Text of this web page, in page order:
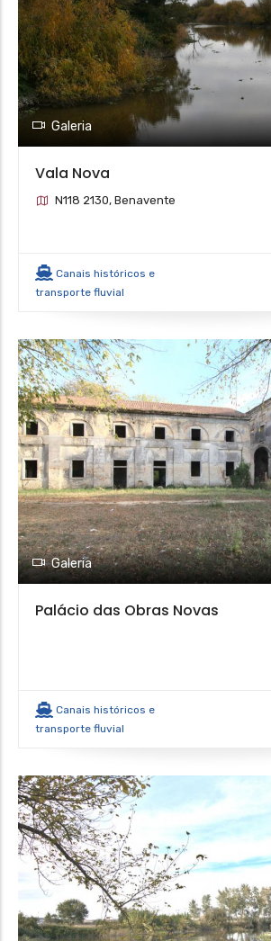
Galeria
Vala Nova
N118 2130, Benavente
Canais históricos e
transporte fluvial
Galeria
Palácio das Obras Novas
Canais históricos e
transporte fluvial